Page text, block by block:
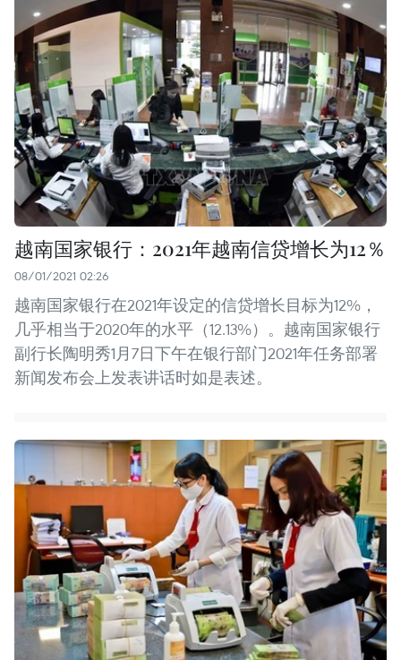
越南国家银行：2021年越南信贷增长为12％
08/01/2021 02:26
越南国家银行在2021年设定的信贷增长目标为12%，
几乎相当于2020年的水平（12.13%）。越南国家银行
副行长陶明秀1月7日下午在银行部门2021年任务部署
新闻发布会上发表讲话时如是表述。